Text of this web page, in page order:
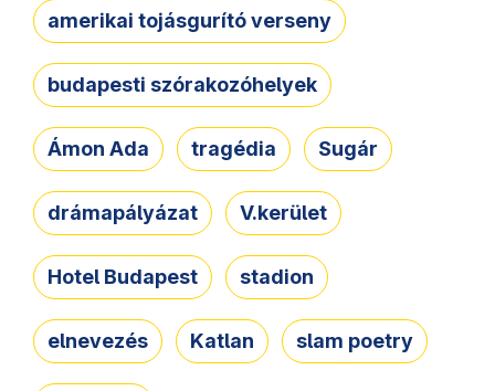
amerikai tojásgurító verseny
budapesti szórakozóhelyek
Ámon Ada tragédia Sugár
drámapályázat V.kerület
Hotel Budapest stadion
elnevezés Katlan slam poetry